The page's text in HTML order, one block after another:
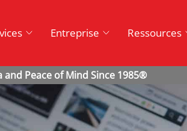
Entreprise Ressources